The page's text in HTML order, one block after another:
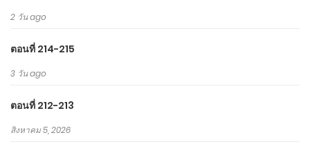
2 วัน ago
ตอนที่ 214-215
3 วัน ago
ตอนที่ 212-213
สิงหาคม 5, 2026